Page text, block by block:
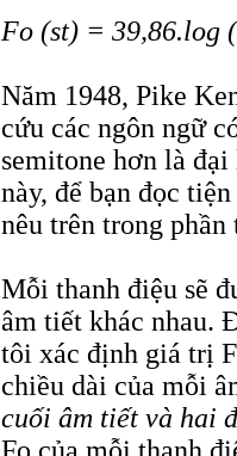
Fo (st) = 39,86.log
Năm 1948, Pike
cứu các ngôn ngữ
semitone hơn là
này, để bạn đọc
nêu trên trong
Mỗi thanh điệu sẽ
âm tiết khác nhau.
tôi xác định giá trị
chiều dài của mỗi
cuối âm tiết và hai
Fo của mỗi thanh